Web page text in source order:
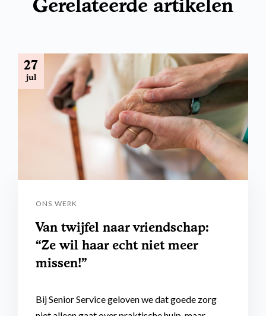
Gerelateerde artikelen
27
jul
ONS WERK
Van twijfel naar vriendschap:
“Ze wil haar echt niet meer
missen!”
Bij Senior Service geloven we dat goede zorg